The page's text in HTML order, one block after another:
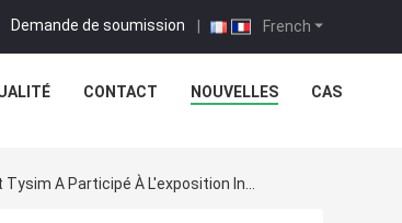
French
Demande de soumission |
CONTACT NOUVELLES CAS
Nouvelles De L'entreprise L'exploration De Nouveaux Marchés Et La Création De Nouvelles Opportunités Au Moyen-Orient Tysim A Participé À L'exposition Internationale De Machines De Construction Et De Mines De L'Iran En 2023 (IRAN CONMINES 2023)